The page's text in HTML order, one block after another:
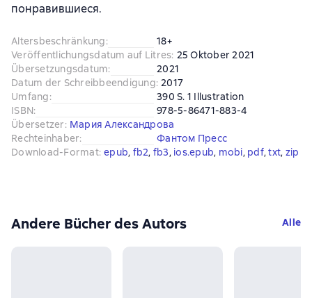
понравившиеся.
Altersbeschränkung:
18+
Veröffentlichungsdatum auf Litres: 25 Oktober 2021
Übersetzungsdatum:
2021
Datum der Schreibbeendigung: 2017
Umfang:
390 S. 1 Illustration
ISBN:
978-5-86471-883-4
Übersetzer: Мария Александрова
Rechteinhaber:
Фантом Пресс
Download-Format: epub, fb2, fb3, ios.epub, mobi, pdf, txt, zip
Andere Bücher des Autors Alle